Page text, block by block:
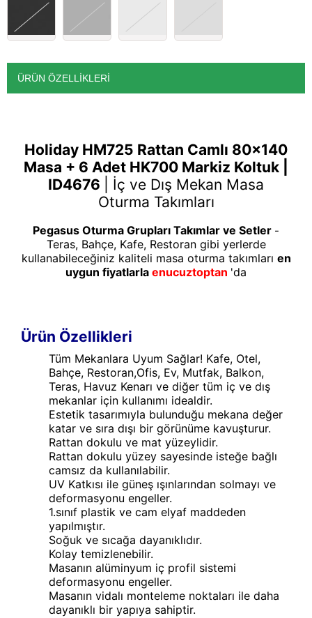
ÜRÜN ÖZELLIKLERI
Holiday HM725 Rattan Camlı 80x140
Masa + 6 Adet HK700 Markiz Koltuk |
ID4676
İç ve Dış Mekan Masa
Oturma Takımları
Pegasus Oturma Grupları Takımlar ve Setler -
Teras, Bahçe, Kafe, Restoran gibi yerlerde
kullanabileceğiniz kaliteli masa oturma takımları en
uygun fiyatlarla enucuztoptan 'da
Ürün Özellikleri
Tüm Mekanlara Uyum Sağlar! Kafe, Otel,
Bahçe, Restoran,Ofis, Ev, Mutfak, Balkon,
Teras, Havuz Kenarı ve diğer tüm iç ve dış
mekanlar için kullanımı idealdir.
Estetik tasarımıyla bulunduğu mekana değer
katar ve sıra dışı bir görünüme kavuşturur.
Rattan dokulu ve mat yüzeylidir.
Rattan dokulu yüzey sayesinde isteğe bağlı
camsız da kullanılabilir.
UV Katkısı ile güneş ışınlarından solmayı ve
deformasyonu engeller.
1.sınıf plastik ve cam elyaf maddeden
yapılmıştır.
Soğuk ve sıcağa dayanıklıdır.
Kolay temizlenebilir.
Masanın alüminyum iç profil sistemi
deformasyonu engeller.
Masanın vidalı monteleme noktaları ile daha
dayanıklı bir yapıya sahiptir.